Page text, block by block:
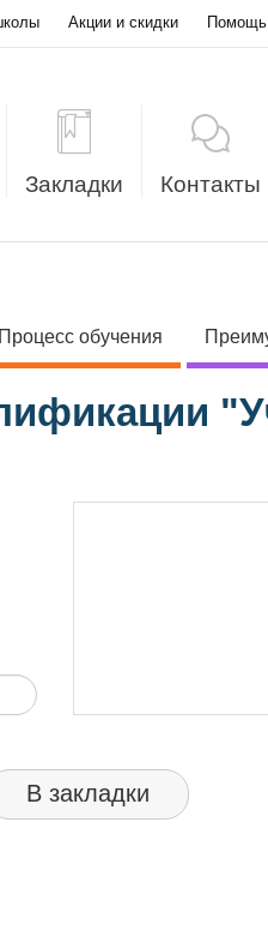
Акции и скидки Помощь
Закладки Контакты
Процесс обучения
В закладки